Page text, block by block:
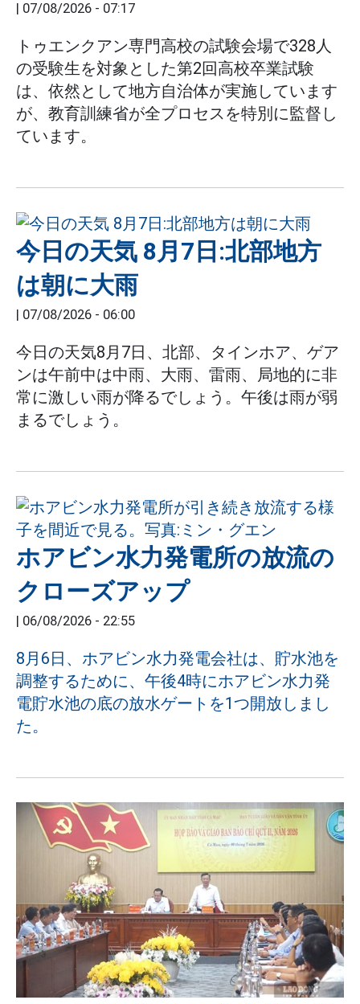
| 07/08/2026 - 07:17
トゥエンクアン専門高校の試験会場で328人
の受験生を対象とした第2回高校卒業試験
は、依然として地方自治体が実施しています
が、教育訓練省が全プロセスを特別に監督し
ています。
今日の天気 8月7日:北部地方
は朝に大雨
| 07/08/2026 - 06:00
今日の天気8月7日、北部、タインホア、ゲア
ンは午前中は中雨、大雨、雷雨、局地的に非
常に激しい雨が降るでしょう。午後は雨が弱
まるでしょう。
ホアビン水力発電所の放流の
クローズアップ
| 06/08/2026 - 22:55
8月6日、ホアビン水力発電会社は、貯水池を
調整するために、午後4時にホアビン水力発
電貯水池の底の放水ゲートを1つ開放しまし
た。